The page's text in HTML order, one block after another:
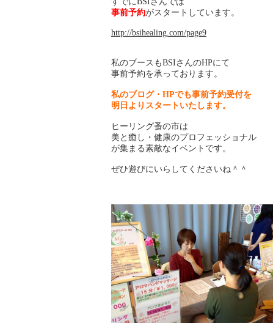
事前予約がスタートしています。
http://bsihealing.com/page9
私のブースもBSIさんのHPにて
事前予約を承っております。
私のブログ・HPでも事前予約受付を
明日よりスタートいたします。
ヒーリング蚤の市は
美と癒し・健康のプロフェッショナル
が集まる素敵なイベントです。
ぜひ遊びにいらしてくださいね＾＾